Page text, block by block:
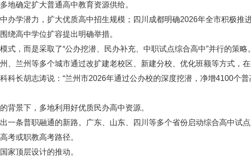
地确定扩大普通高中教育资源供给。
办学潜力，扩大优质高中招生规模；四川成都明确2026年全市积极推
绕高中学位扩容提出明确举措。
式，而是采取了“公办挖潜、民办补充、中职试点综合高中”并行的策略。
、兰州等多个城市通过改扩建老校区、新建分校、优化班额等方式，
科长胡志涛说：“兰州市2026年通过公办校的深度挖潜，净增4100个
背景下，多地利用好优质民办高中资源。
一条普职融通的新路。广东、山东、四川等多个省份启动综合高中试
考或职教高考路径。
家顶层设计的推动。